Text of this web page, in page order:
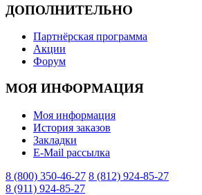
ДОПОЛНИТЕЛЬНО
Партнёрская программа
Акции
Форум
МОЯ ИНФОРМАЦИЯ
Моя информация
История заказов
Закладки
E-Mail рассылка
8 (800) 350-46-27 8 (812) 924-85-27
8 (911) 924-85-27